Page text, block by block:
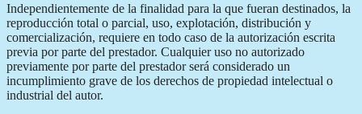
Independientemente de la finalidad para la que fueran destinados, la
reproducción total o parcial, uso, explotación, distribución y
comercialización, requiere en todo caso de la autorización escrita
previa por parte del prestador. Cualquier uso no autorizado
previamente por parte del prestador será considerado un
incumplimiento grave de los derechos de propiedad intelectual o
industrial del autor.